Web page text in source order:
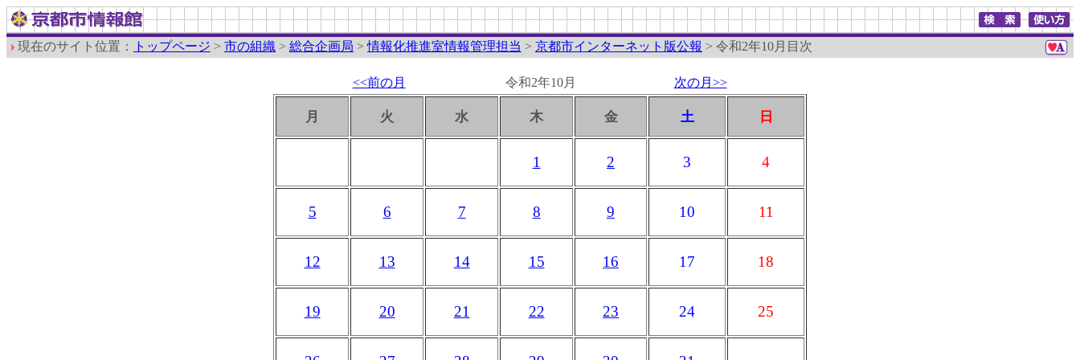
現在のサイト位置： トップページ > 市の組織 > 総合企画局 >情報化推進室情報管理担当 > 京都市インターネット版公報 > 令和2年10月目次
<<前の月 令和2年10月 次の月>>
月 火 水 木 金 土 日
1 2 3 4
5 6 7 8 9 10 11
12 13 14 15 16 17 18
19 20 21 22 23 24 25